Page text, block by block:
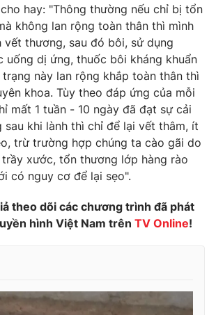
Infographic
Shorts video
VTV Thể thao
Bất động sản
Vươn mình bằng AI
English
hay: "Thông thường nếu chỉ bị tổn
không lan rộng toàn thân thì mình
vết thương, sau đó bôi, sử dụng
uống dị ứng, thuốc bôi kháng khuẩn
này lan rộng khắp toàn thân thì
khoa. Tùy theo đáp ứng của mỗi
mất 1 tuần - 10 ngày đã đạt sự cải
sau khi lành thì chỉ để lại vết thâm, ít
trừ trường hợp chúng ta cào gãi do
trầy xước, tổn thương lớp hàng rào
có nguy cơ để lại sẹo".
theo dõi các chương trình đã phát
hình Việt Nam trên TV Online!